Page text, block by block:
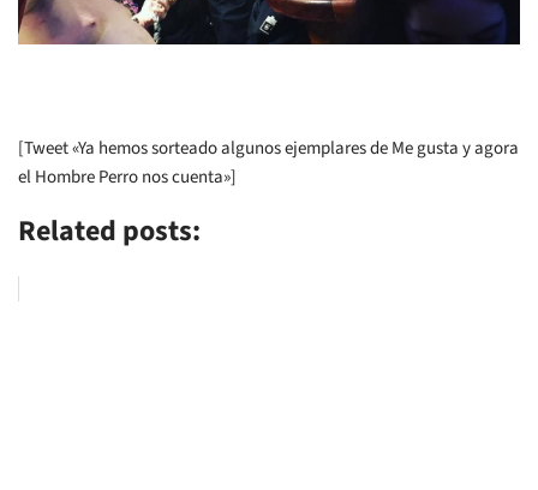
[Tweet «Ya hemos sorteado algunos ejemplares de Me gusta y agora
el Hombre Perro nos cuenta»]
Related posts: